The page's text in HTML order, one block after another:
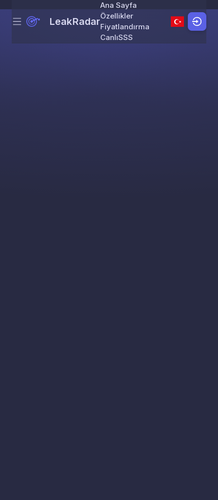
Skip to content
Menu LeakRadar
Ana Sayfa
Özellikler
Fiyatlandırma
CanlıSSS